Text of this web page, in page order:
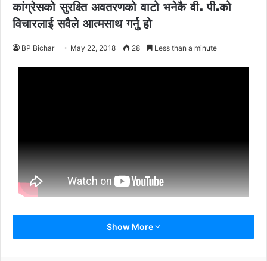
कांग्रेसको सुरक्ष्ति अवतरणको वाटो भनेकै वी. पी.को
विचारलाई सवैले आत्मसाथ गर्नु हो
BP Bichar May 22, 2018 28 Less than a minute
Show More